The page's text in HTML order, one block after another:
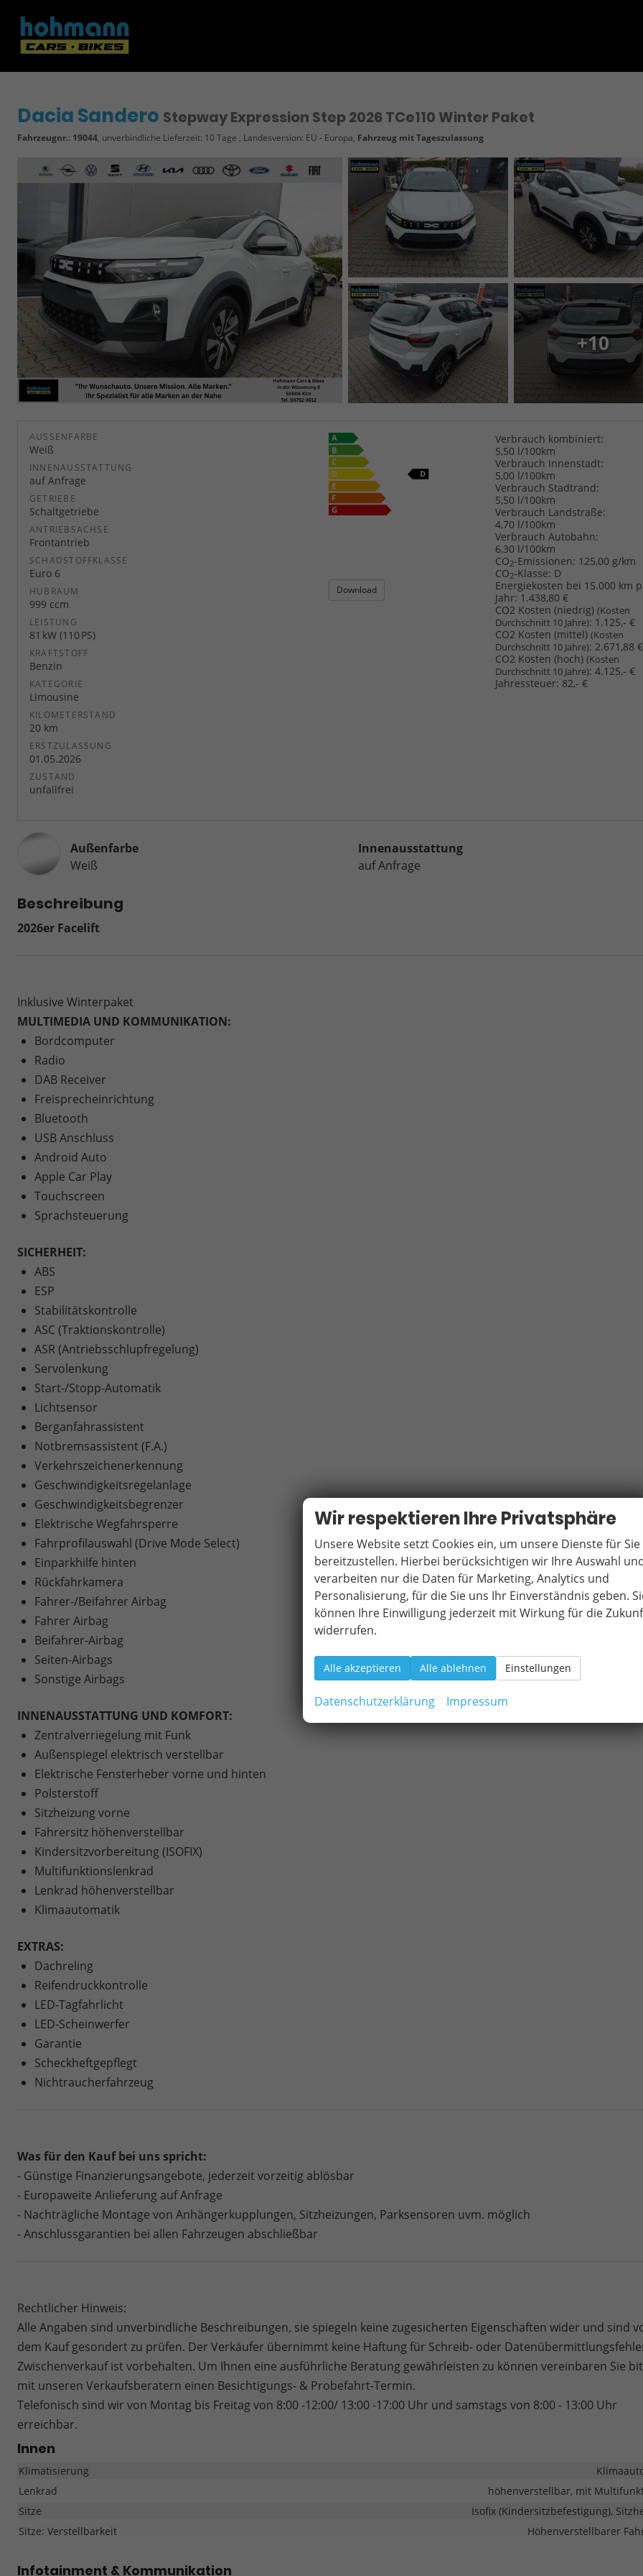
Dacia Sandero Stepway Expression Step 2026 TCe110 Winter Paket
Fahrzeugnr.: 19044, unverbindliche Lieferzeit: 10 Tage , Landesversion: EU - Europa, Fahrzeug mit Tageszulassung
+10
AUSSENFARBE
Weiß
INNENAUSSTATTUNG
auf Anfrage
GETRIEBE
Schaltgetriebe
ANTRIEBSACHSE
Frontantrieb
SCHADSTOFFKLASSE
Euro 6
HUBRAUM
999 ccm
LEISTUNG
81 kW (110 PS)
KRAFTSTOFF
Benzin
KATEGORIE
Limousine
KILOMETERSTAND
20 km
ERSTZULASSUNG
01.05.2026
ZUSTAND
unfallfrei
Verbrauch kombiniert:
5,50 l/100km
Verbrauch Innenstadt:
5,00 l/100km
Verbrauch Stadtrand:
5,50 l/100km
Verbrauch Landstraße:
4,70 l/100km
Verbrauch Autobahn:
6,30 l/100km
CO2-Emissionen: 125,00 g/km
CO2-Klasse: D
Download
Energiekosten bei 15.000 km
Jahr: 1.438,80 €
CO2 Kosten (niedrig) (Kosten
Durchschnitt 10 Jahre): 1.125,- €
CO2 Kosten (mittel) (Kosten
Durchschnitt 10 Jahre): 2.671,88 €
CO2 Kosten (hoch) (Kosten
Durchschnitt 10 Jahre): 4.125,- €
Jahressteuer: 82,- €
Außenfarbe
Weiß
Innenausstattung
auf Anfrage
Beschreibung
2026er Facelift
Inklusive Winterpaket
MULTIMEDIA UND KOMMUNIKATION:
Bordcomputer
Radio
DAB Receiver
Freisprecheinrichtung
Bluetooth
USB Anschluss
Android Auto
Apple Car Play
Touchscreen
Sprachsteuerung
SICHERHEIT:
ABS
ESP
Stabilitätskontrolle
ASC (Traktionskontrolle)
ASR (Antriebsschlupfregelung)
Servolenkung
Start-/Stopp-Automatik
Lichtsensor
Berganfahrassistent
Notbremsassistent (F.A.)
Verkehrszeichenerkennung
Geschwindigkeitsregelanlage
Geschwindigkeitsbegrenzer
Elektrische Wegfahrsperre
Fahrprofilauswahl (Drive Mode Select)
Einparkhilfe hinten
Rückfahrkamera
Fahrer-/Beifahrer Airbag
Fahrer Airbag
Beifahrer-Airbag
Seiten-Airbags
Sonstige Airbags
INNENAUSSTATTUNG UND KOMFORT:
Zentralverriegelung mit Funk
Außenspiegel elektrisch verstellbar
Elektrische Fensterheber vorne und hinten
Polsterstoff
Sitzheizung vorne
Fahrersitz höhenverstellbar
Kindersitzvorbereitung (ISOFIX)
Multifunktionslenkrad
Lenkrad höhenverstellbar
Klimaautomatik
EXTRAS:
Dachreling
Reifendruckkontrolle
LED-Tagfahrlicht
LED-Scheinwerfer
Garantie
Scheckheftgepflegt
Nichtraucherfahrzeug
Was für den Kauf bei uns spricht:
- Günstige Finanzierungsangebote, jederzeit vorzeitig ablösbar
- Europaweite Anlieferung auf Anfrage
- Nachträgliche Montage von Anhängerkupplungen, Sitzheizungen, Parksensoren uvm. möglich
- Anschlussgarantien bei allen Fahrzeugen abschließbar
Rechtlicher Hinweis:
Alle Angaben sind unverbindliche Beschreibungen, sie spiegeln keine zugesicherten Eigenschaften wider und sind
dem Kauf gesondert zu prüfen. Der Verkäufer übernimmt keine Haftung für Schreib- oder
Zwischenverkauf ist vorbehalten. Um Ihnen eine ausführliche Beratung gewährleisten zu können vereinbaren Sie
mit unseren Verkaufsberatern einen Besichtigungs- & Probefahrt-Termin.
Telefonisch sind wir von Montag bis Freitag von 8:00 -12:00/ 13:00 -17:00 Uhr und samstags von 8:00 - 13:00 Uhr
erreichbar.
Innen
Klimatisierung
Lenkrad
höhenverstellbar, mit
Sitze
Isofix (Kindersitzbefestigung),
Sitze: Verstellbarkeit
Höhenverstellbarer
Infotainment & Kommunikation
Wir respektieren Ihre Privatsphäre
Unsere Website setzt Cookies ein, um unsere Dienste für Sie
bereitzustellen. Hierbei berücksichtigen wir Ihre Auswahl
verarbeiten nur die Daten für Marketing, Analytics und
Personalisierung, für die Sie uns Ihr Einverständnis geben.
können Ihre Einwilligung jederzeit mit Wirkung für die
widerrufen.
Alle akzeptieren Alle ablehnen Einstellungen
Datenschutzerklärung Impressum